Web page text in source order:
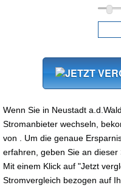
Wenn Sie in Neustadt
Stromanbieter wechseln,
von . Um die genaue
erfahren, geben Sie an dieser
Mit einem Klick auf "Jetzt
Stromvergleich bezogen auf